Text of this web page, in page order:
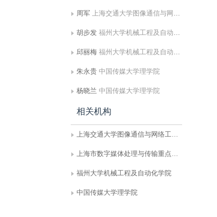
周军 上海交通大学图像通信与网络工程研究所
胡步发 福州大学机械工程及自动化学院
邱丽梅 福州大学机械工程及自动化学院
朱永贵 中国传媒大学理学院
杨晓兰 中国传媒大学理学院
相关机构
上海交通大学图像通信与网络工程研究所
上海市数字媒体处理与传输重点实验室
福州大学机械工程及自动化学院
中国传媒大学理学院